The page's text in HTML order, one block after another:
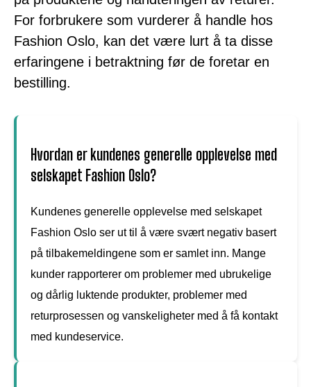
For forbrukere som vurderer å handle hos
Fashion Oslo, kan det være lurt å ta disse
erfaringene i betraktning før de foretar en
bestilling.
Hvordan er kundenes generelle opplevelse med
selskapet Fashion Oslo?
Kundenes generelle opplevelse med selskapet
Fashion Oslo ser ut til å være svært negativ basert
på tilbakemeldingene som er samlet inn. Mange
kunder rapporterer om problemer med ubrukelige
og dårlig luktende produkter, problemer med
returprosessen og vanskeligheter med å få kontakt
med kundeservice.